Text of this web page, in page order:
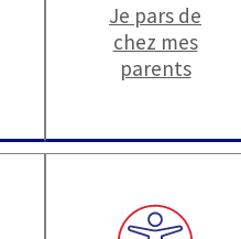
Je pars de
chez mes
parents